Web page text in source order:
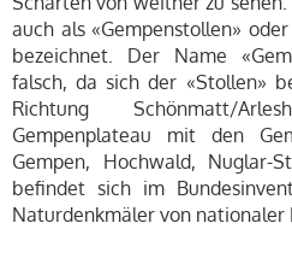
auch als «Gempenstollen»
bezeichnet. Der Name
falsch, da sich der «Stollen»
Richtung Schönmatt/
Gempenplateau mit den
Gempen, Hochwald, Nuglar-
befindet sich im
Naturdenkmäler von nationaler